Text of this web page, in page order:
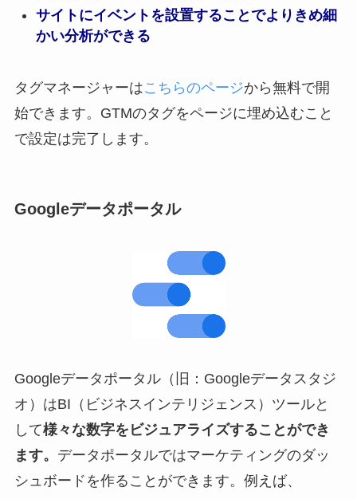
サイトにイベントを設置することでよりきめ細
かい分析ができる
タグマネージャーはこちらのページから無料で開
始できます。GTMのタグをページに埋め込むこと
で設定は完了します。
Googleデータポータル
Googleデータポータル（旧：Googleデータスタジ
オ）はBI（ビジネスインテリジェンス）ツールと
して様々な数字をビジュアライズすることができ
ます。 データポータルではマーケティングのダッ
シュボードを作ることができます。例えば、